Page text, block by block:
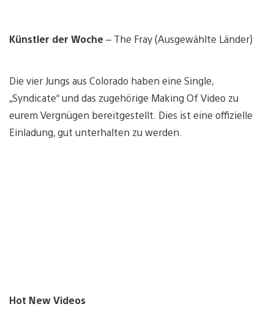
Künstler der Woche– The Fray (Ausgewählte Länder)
Die vier Jungs aus Colorado haben eine Single,
„Syndicate“ und das zugehörige Making Of Video zu
eurem Vergnügen bereitgestellt. Dies ist eine offizielle
Einladung, gut unterhalten zu werden.
Hot New Videos